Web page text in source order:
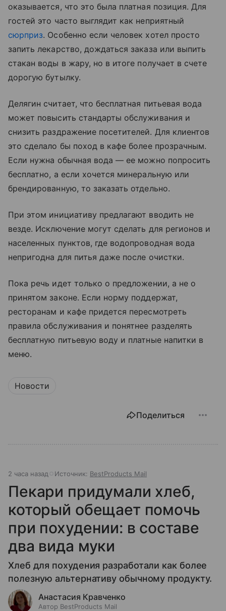
оказывается, что это была платная позиция. Для
гостей это часто выглядит как неприятный
сюрприз. Особенно если человек хотел просто
запить лекарство, дождаться заказа или выпить
стакан воды в жару, но в итоге получает в счете
дорогую бутылку.
Делягин считает, что бесплатная питьевая вода
может повысить стандарты обслуживания и
снизить раздражение посетителей. Для клиентов
это сделало бы поход в кафе более прозрачным.
Если нужна обычная вода — ее можно попросить
бесплатно, а если хочется минеральную или
брендированную, то заказать отдельно.
При этом инициативу предлагают вводить не
везде. Исключение могут сделать для регионов и
населенных пунктов, где водопроводная вода
непригодна для питья даже после очистки.
Пока речь идет только о предложении, а не о
принятом законе. Если норму поддержат,
ресторанам и кафе придется пересмотреть
правила обслуживания и понятнее разделять
бесплатную питьевую воду и платные напитки в
меню.
Новости
Поделиться
2 часа назад Источник: BestProducts Mail
Пекари придумали хлеб,
который обещает помочь
при похудении: в составе
два вида муки
Хлеб для похудения разработали как более
полезную альтернативу обычному продукту.
Анастасия Кравченко
Автор BestProducts Mail